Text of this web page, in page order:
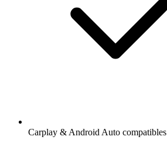
Carplay & Android Auto compatibles